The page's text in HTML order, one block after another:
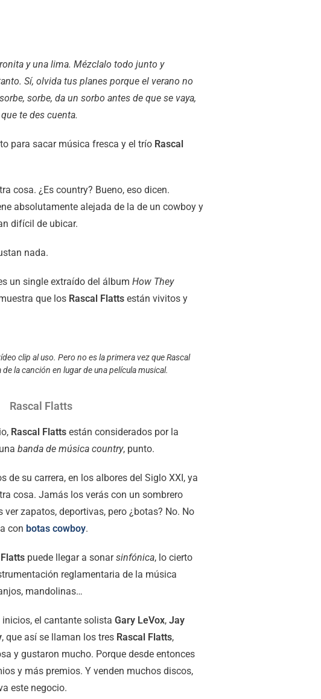
y una lima. Mézclalo todo junto y
Sí, olvida tus planes porque el verano no
sorbe, da un sorbo antes de que se vaya,
te des cuenta.
para sacar música fresca y el trío Rascal
cosa. ¿Es country? Bueno, eso dicen.
absolutamente alejada de la de un cowboy y
difícil de ubicar.
nada.
un single extraído del álbum How They
que los Rascal Flatts están vivitos y
clip al uso. Pero no es la primera vez que Rascal
la canción en lugar de una película musical.
Rascal Flatts
Rascal Flatts están considerados por la
banda de música country, punto.
de su carrera, en los albores del Siglo XXI, ya
cosa. Jamás los verás con un sombrero
ver zapatos, deportivas, pero ¿botas? No. No
con botas cowboy.
puede llegar a sonarsinfónica, lo cierto
reglamentaria de la música
mandolinas…
el cantante solista Gary LeVox, Jay
, que así se llaman los tres Rascal Flatts,
y gustaron mucho. Porque desde entonces
y más premios. Y venden muchos discos,
este negocio.